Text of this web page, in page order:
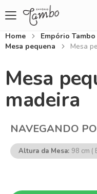
Home Empório Tambo
Mesa pequena
Mesa
Mesa
madeira
NAVEGANDO
Altura da Mesa 98 cm (